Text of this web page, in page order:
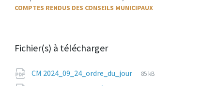
COMPTES RENDUS DES CONSEILS MUNICIPAUX
Fichier(s) à télécharger
CM 2024_09_24_ordre_du_jour 85 kB